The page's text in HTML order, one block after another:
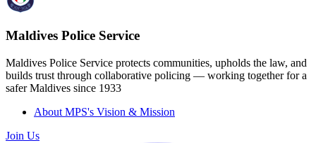
Maldives Police Service
Maldives Police Service protects communities, upholds the law, and
builds trust through collaborative policing — working together for a
safer Maldives since 1933
About MPS's Vision & Mission
Join Us